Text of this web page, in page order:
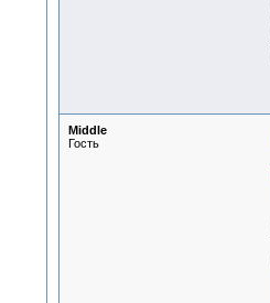
Middle
Гость